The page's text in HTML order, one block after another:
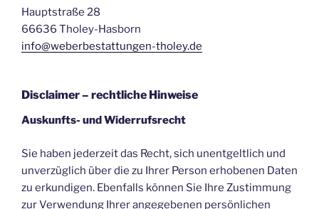
Hauptstraße 28
66636 Tholey-Hasborn
info@weberbestattungen-tholey.de
Disclaimer – rechtliche Hinweise
Auskunfts- und Widerrufsrecht
Sie haben jederzeit das Recht, sich unentgeltlich und
unverzüglich über die zu Ihrer Person erhobenen Daten
zu erkundigen. Ebenfalls können Sie Ihre Zustimmung
zur Verwendung Ihrer angegebenen persönlichen